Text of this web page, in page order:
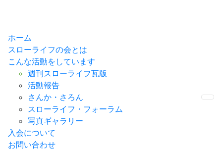
ホーム
スローライフの会とは
こんな活動をしています
週刊スローライフ瓦版
活動報告
さんか・さろん
スローライフ・フォーラム
写真ギャラリー
入会について
お問い合わせ